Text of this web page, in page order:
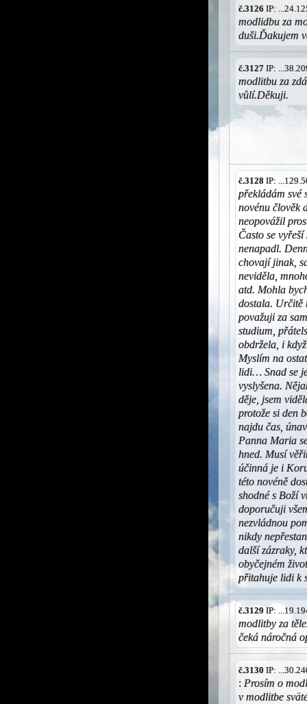
č.3126 IP:
modlidbu za
duši.Ďakujem
č.3127 IP:
modlitbu za
vůlí.Děkuji.
č.3128 IP:
překládám své
novénu člověk
neopovážil
Často se
nenapadl.
chovají jinak,
neviděla,
atd. Mohla
dostala. Určitě
považuji za
studium,
obdržela, i
Myslím na
lidi… Snad se
vyslyšena.
děje, jsem
protože si den
najdu čas,
Panna Maria
hned. Musí
účinná je i
této novéně
shodné s Boží
doporučuji
nezvládnou
nikdy
další zázraky,
obyčejném
přitahuje lidi k
č.3129 IP:
modlitby za
čeká náročná
č.3130 IP:
: Prosím o
v modlitbe